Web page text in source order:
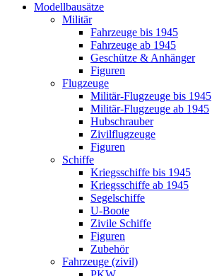
Modellbausätze
Militär
Fahrzeuge bis 1945
Fahrzeuge ab 1945
Geschütze & Anhänger
Figuren
Flugzeuge
Militär-Flugzeuge bis 1945
Militär-Flugzeuge ab 1945
Hubschrauber
Zivilflugzeuge
Figuren
Schiffe
Kriegsschiffe bis 1945
Kriegsschiffe ab 1945
Segelschiffe
U-Boote
Zivile Schiffe
Figuren
Zubehör
Fahrzeuge (zivil)